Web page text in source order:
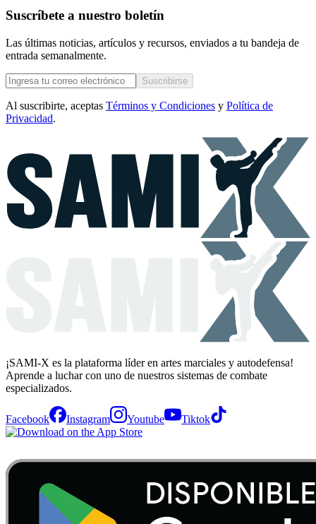
Suscríbete a nuestro boletín
Las últimas noticias, artículos y recursos, enviados a tu bandeja de
entrada semanalmente.
Suscribirse
Al suscribirte, aceptas Términos y Condiciones y Política de
Privacidad.
¡SAMI-X es la plataforma líder en artes marciales y autodefensa!
Aprende a luchar con uno de nuestros sistemas de combate
especializados.
Facebook Instagram Youtube Tiktok